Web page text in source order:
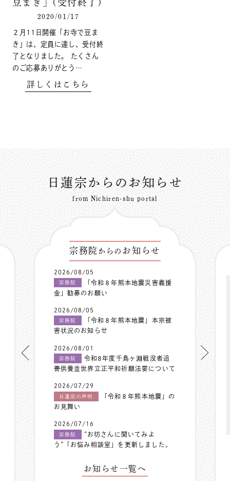
豆まき」(受付終了)
2020/01/17
２月11日開催「お寺で豆ま
き」は、定員に達し、受付終
了となりました。 たくさん
のご応募ありがとう…
詳しくはこちら
日蓮宗からのお知らせ
from Nichiren-shu portal
宗務院 からの お知らせ
2026/08/05
宗務院
「令和８年熊本地震災害義援
金」勧募のお願い
2026/08/05
宗務院
「令和８年熊本地震」本宗被
害状況のお知らせ
2026/08/01
宗務院
令和8年度千鳥ヶ淵戦没者追
善供養並世界立正平和祈願法要について
2026/07/29
日蓮宗の声明
「令和８年熊本地震」の
お見舞い
2026/07/16
宗務院
”お坊さんに聞いてみよ
う”「お悩み相談室」を更新しました。
お知らせ一覧へ